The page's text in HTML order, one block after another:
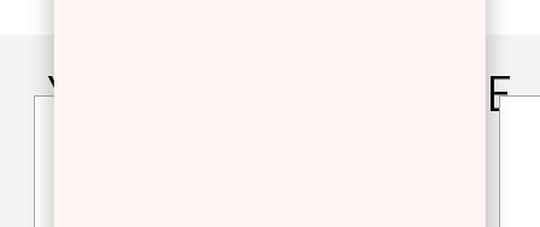
YOU WILL ALSO LOVE